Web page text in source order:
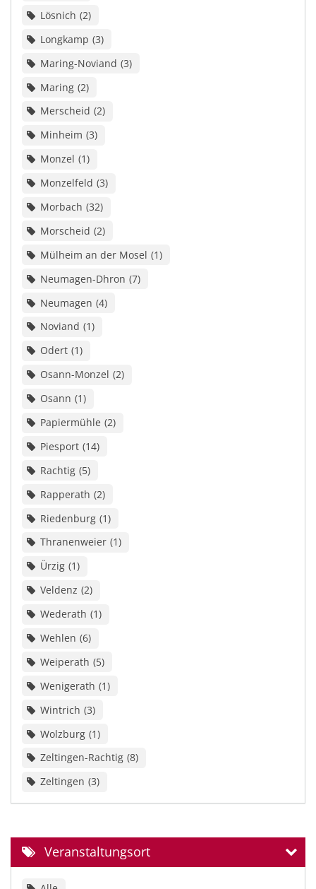
Lösnich 2
Longkamp 3
Maring-Noviand 3
Maring 2
Merscheid 2
Minheim 3
Monzel 1
Monzelfeld 3
Morbach 32
Morscheid 2
Mülheim an der Mosel 1
Neumagen-Dhron 7
Neumagen 4
Noviand 1
Odert 1
Osann-Monzel 2
Osann 1
Papiermühle 2
Piesport 14
Rachtig 5
Rapperath 2
Riedenburg 1
Thranenweier 1
Ürzig 1
Veldenz 2
Wederath 1
Wehlen 6
Weiperath 5
Wenigerath 1
Wintrich 3
Wolzburg 1
Zeltingen-Rachtig 8
Zeltingen 3
Veranstaltungsort